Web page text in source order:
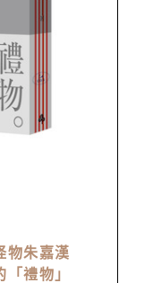
物朱嘉漢
禮物」